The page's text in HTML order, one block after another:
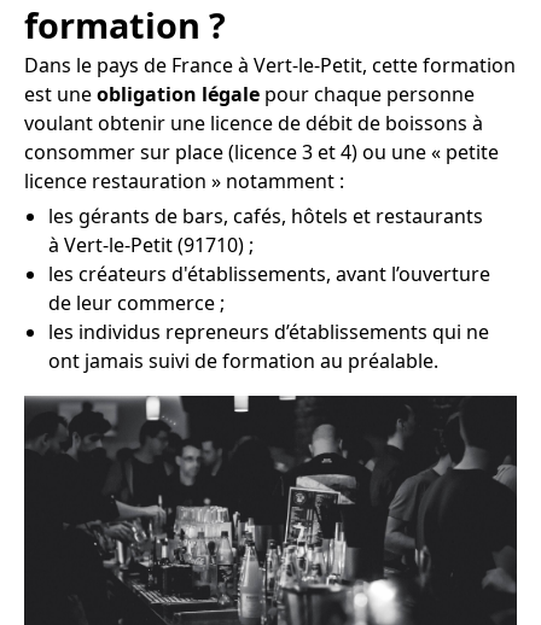
formation ?
Dans le pays de France à Vert-le-Petit, cette formation
est uneobligation légale pour chaque personne
voulant obtenir une licence de débit de boissons à
consommer sur place (licence 3 et 4) ou une « petite
licence restauration » notamment :
les gérants de bars, cafés, hôtels et restaurants
à Vert-le-Petit (91710) ;
les créateurs d'établissements, avant l’ouverture
de leur commerce ;
les individus repreneurs d’établissements qui ne
ont jamais suivi de formation au préalable.